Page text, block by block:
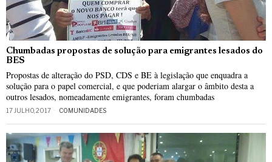
Chumbadas propostas de solução para emigrantes lesados do
BES
Propostas de alteração do PSD, CDS e BE à legislação que enquadra a
solução para o papel comercial, e que poderiam alargar o âmbito desta a
outros lesados, nomeadamente emigrantes, foram chumbadas
17 JULHO, 2017 COMUNIDADES